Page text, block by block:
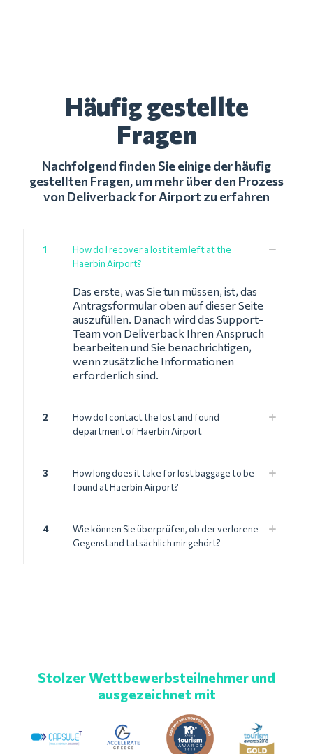
Häufig gestellte
Fragen
Nachfolgend finden Sie einige der häufig
gestellten Fragen, um mehr über den Prozess
von Deliverback for Airport zu erfahren
1
How do I recover a lost item left at the
Haerbin Airport?
Das erste, was Sie tun müssen, ist, das
Antragsformular oben auf dieser Seite
auszufüllen. Danach wird das Support-
Team von Deliverback Ihren Anspruch
bearbeiten und Sie benachrichtigen,
wenn zusätzliche Informationen
erforderlich sind.
2
How do I contact the lost and found
department of Haerbin Airport
3
How long does it take for lost baggage to be
found at Haerbin Airport?
4
Wie können Sie überprüfen, ob der verlorene
Gegenstand tatsächlich mir gehört?
Stolzer Wettbewerbsteilnehmer und
ausgezeichnet mit